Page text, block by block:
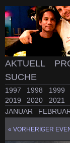
AKTUELL
SUCHE
1997 1998 1999
2019
2020 2021
JANUAR
« VORHERIGER